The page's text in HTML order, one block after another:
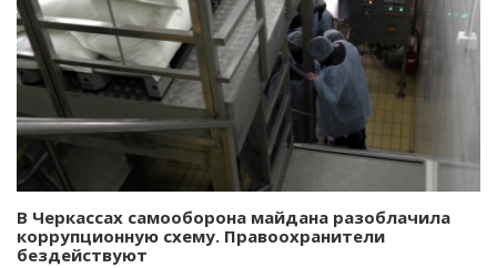
В Черкассах самооборона майдана разоблачила
коррупционную схему. Правоохранители
бездействуют